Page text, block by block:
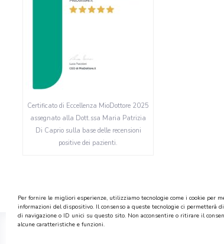
Per fornire le migliori esperienze, utilizziamo tecnologie come i cookie per
informazioni del dispositivo. Il consenso a queste tecnologie ci permetterà
di navigazione o ID unici su questo sito. Non acconsentire o ritirare il
alcune caratteristiche e funzioni.
Certificato di Eccellenza MioDottore 2025
assegnato alla Dott.ssa Maria Patrizia
Di Caprio sulla base delle recensioni
positive dei pazienti.
Studio Dentistico Di Caprio